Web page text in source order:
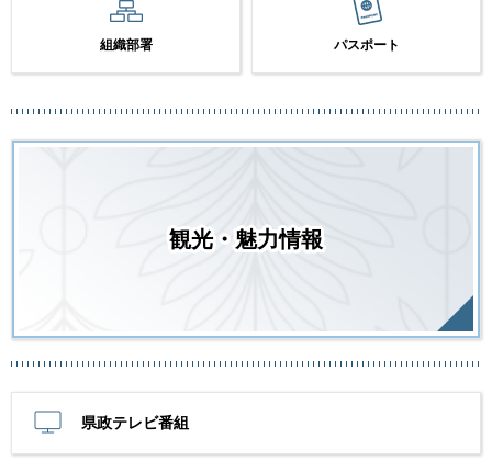
組織部署 パスポート
観光・魅力情報
県政テレビ番組